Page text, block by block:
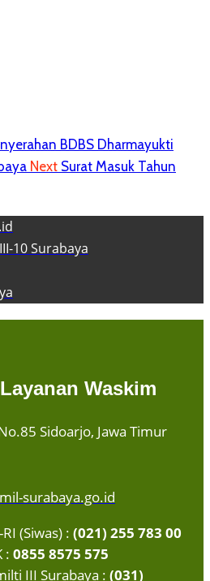
BDBS Dharmayukti
Next Surat Masuk Tahun
10 Surabaya
Waskim
Sidoarjo, Jawa Timur
surabaya.go.id
(Siwas) : (021) 255 783 00
: 0855 8575 575
III Surabaya : (031)